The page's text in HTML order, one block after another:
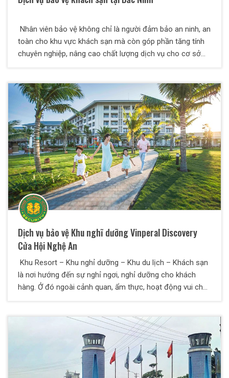
Nhân viên bảo vệ không chỉ là người đảm bảo an ninh, an
toàn cho khu vực khách sạn mà còn góp phần tăng tính
chuyên nghiệp, nâng cao chất lượng dịch vụ cho cơ sở
Dịch vụ bảo vệ Thiên Long Hoàng là một trong những
công ty dịch vụ được khách hàng tin và lựa chọn. Khách
sạn là nơi diễn ra nhiều hoạt động dịch vụ như: lưu trú, tổ
chức sự kiện, hội họp, cưới hỏi…Mỗi ngày, các cơ sở kinh
doanh phải tiếp lượng khách rất đông, lên đến hàng trăm
người. Do đó, các vấn đề an ninh luôn là mối lo lắng của
nhiều chủ đầu tư vì đây là khu vực mà nhiều đối tượng
xấu nhắm đến để thực hiện các hành vi sai sái như: trộm
cắp tài sản, gây rối trật tự…
Dịch vụ bảo vệ Khu nghĩ dưỡng Vinperal Discovery
Cửa Hội Nghệ An
Khu Resort – Khu nghỉ dưỡng – Khu du lịch – Khách sạn
là nơi hướng đến sự nghỉ ngơi, nghỉ dưỡng cho khách
hàng. Ở đó ngoài cảnh quan, ẩm thực, hoạt động vui chơi
đạo khu Resort, khu nghỉ dưỡng, khu du lịch và khách sạn
sử dụng dịch vụ bảo vệ chuyên nghiệp. Vậy phương án
bảo vệ như nào? Yêu cầu gì với nhân viên bảo vệ? Lưu ý
gì khi sử dụng dịch vụ bảo vệ chuyên nghiệp, Báo giá dịch
vụ bảo vệ chuyên nghiệp. Bảo vệ Thiên Long Hoàng sẽ